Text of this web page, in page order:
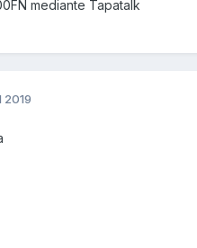
mediante Tapatalk
2019